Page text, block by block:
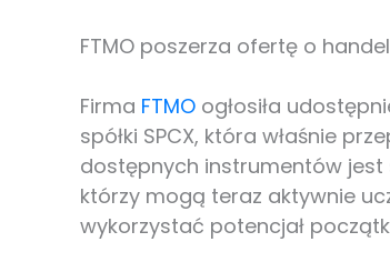
FTMO poszerza ofertę o handel
Firma FTMO ogłosiła
spółki SPCX, która właśnie
dostępnych instrumentów jest
którzy mogą teraz aktywnie
wykorzystać potencjał